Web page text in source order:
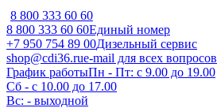
8 800 333 60 60
8 800 333 60 60Единый номер
+7 950 754 89 00Дизельный сервис
shop@cdi36.rue-mail для всех вопросов
График работыПн - Пт: с 9.00 до 19.00
Сб - с 10.00 до 17.00
Вс: - выходной